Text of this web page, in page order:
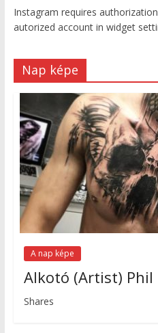
Instagram requires
autorized account in widget
Nap képe
A nap képe
Alkotó (Artist) Phil
Shares